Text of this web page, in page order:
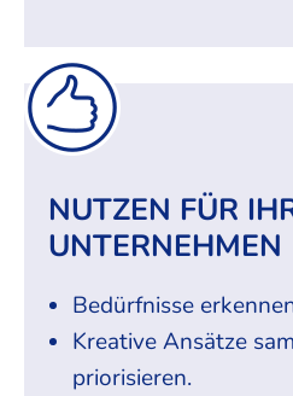
NUTZEN FÜR
UNTERNEHMEN
Bedürfnisse
Kreative Ansätze
priorisieren.